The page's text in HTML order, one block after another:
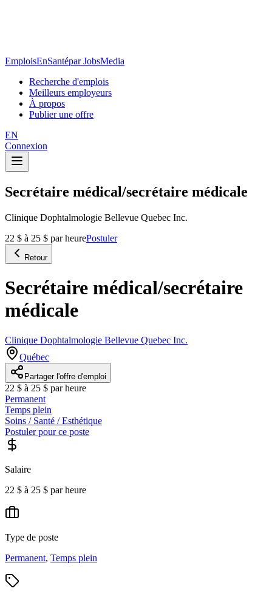
EmploisEnSantépar JobsMedia
Recherche d'emplois
Meilleurs employeurs
À propos
Publier une offre
EN
Connexion
Secrétaire médical/secrétaire médicale
Clinique Dophtalmologie Bellevue Quebec Inc.
22 $ à 25 $ par heurePostuler
Retour
Secrétaire médical/secrétaire
médicale
Clinique Dophtalmologie Bellevue Quebec Inc.
Québec
Partager l'offre d'emploi
22 $ à 25 $ par heure
Permanent
Temps plein
Soins / Santé / Esthétique
Postuler pour ce poste
Salaire
22 $ à 25 $ par heure
Type de poste
Permanent, Temps plein